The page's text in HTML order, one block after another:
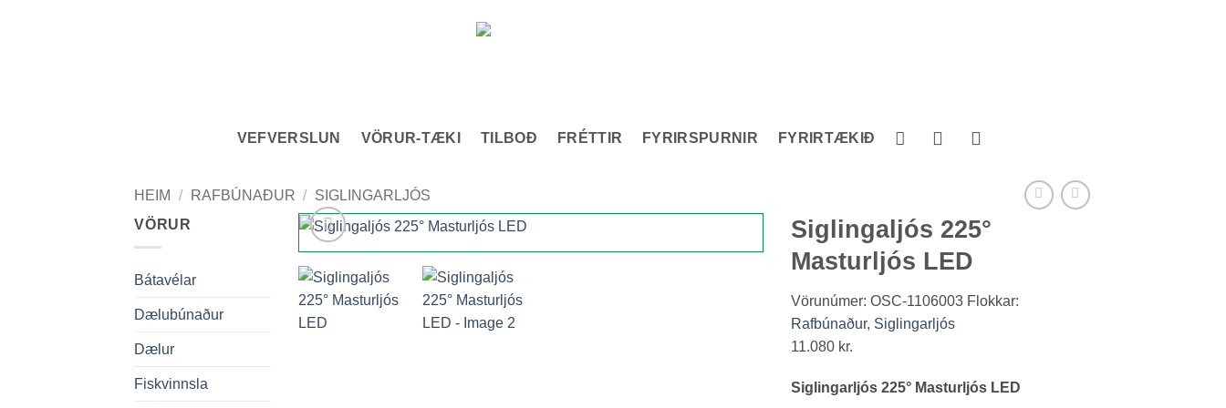
VEFVERSLUN VÖRUR-TÆKI TILBOÐ FRÉTTIR FYRIRSPURNIR FYRIRTÆKIÐ
HEIM / RAFBÚNAÐUR / SIGLINGARLJÓS
VÖRUR
Bátavélar
Dælubúnaður
Dælur
Fiskvinnsla
Siglingaljós 225°
Masturljós LED
Vörunúmer: OSC-1106003 Flokkar:
Rafbúnaður, Siglingarljós
11.080 kr.
Siglingarljós 225° Masturljós LED